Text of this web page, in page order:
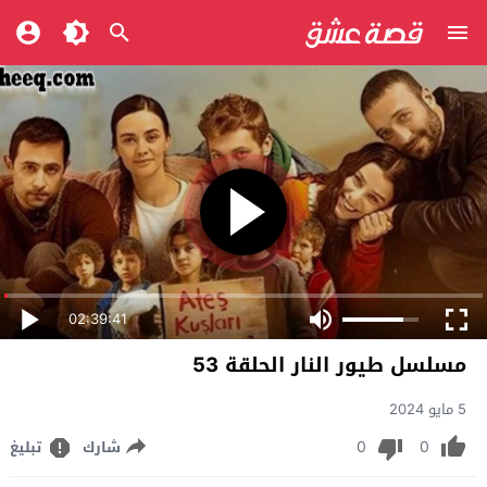
02:39:41
مسلسل طيور النار الحلقة 53
5 مايو 2024
0
0 شارك تبليغ